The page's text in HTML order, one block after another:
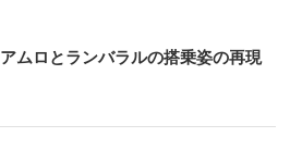
アムロとランバラルの搭乗姿の再現